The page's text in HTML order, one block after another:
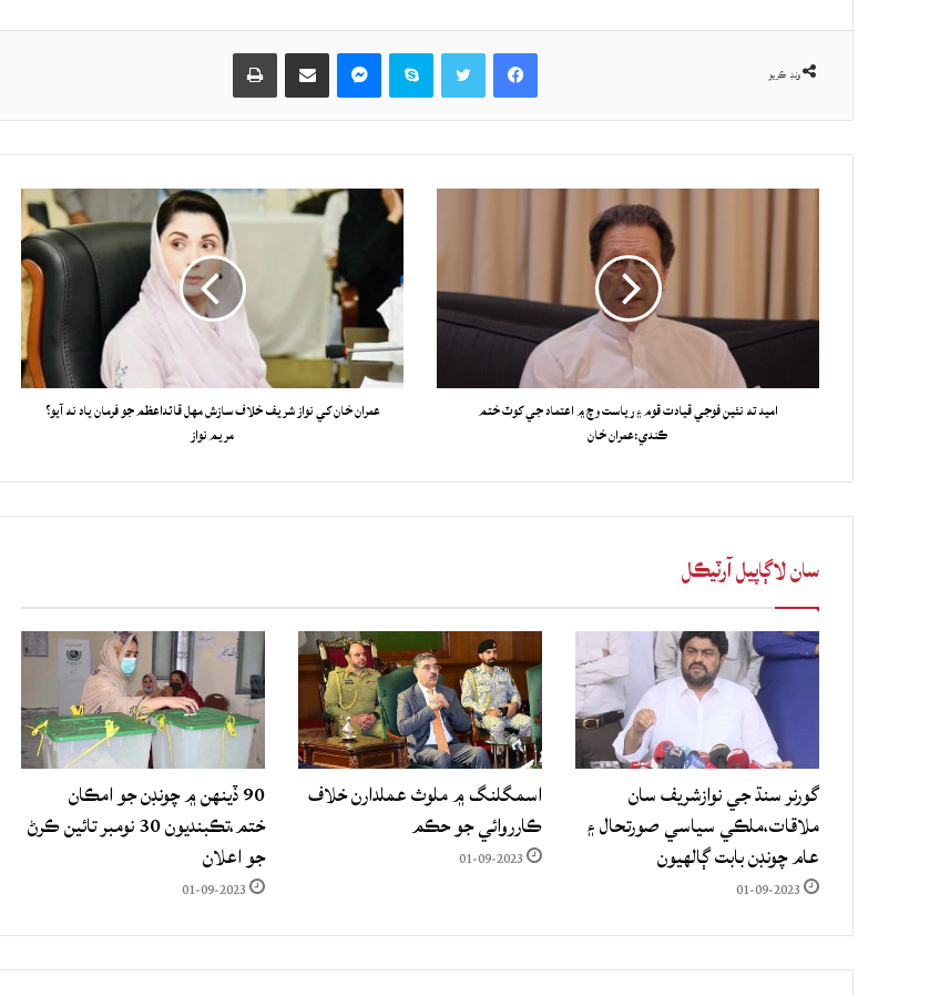
ونڊ ڪريو
Facebook
Skype حصيداري ڪريو اي ميل ذريعي
اميد ته نئين فوجي قيادت قوم ۽ رياست وچ ۾ اعتماد جي کوٽ ختم
ڪندي:عمران خان
عمران خان کي نواز شريف خلاف سازش مهل قائداعظم جو فرمان ياد نه آيو؟
مريم نواز
سان لاڳاپيل آرٽيڪل
گورنر سنڌ جي نوازشريف سان
ملاقات،ملڪي سياسي صورتحال ۽
عام چونڊن بابت ڳالهيون
01-09-2023
اسمگلنگ ۾ ملوث عملدارن خلاف
ڪارروائي جو حڪم
01-09-2023
90 ڏينهن ۾ چونڊن جو امڪان
ختم،تڪبنديون 30 نومبر تائين ڪرڻ
جو اعلان
01-09-2023